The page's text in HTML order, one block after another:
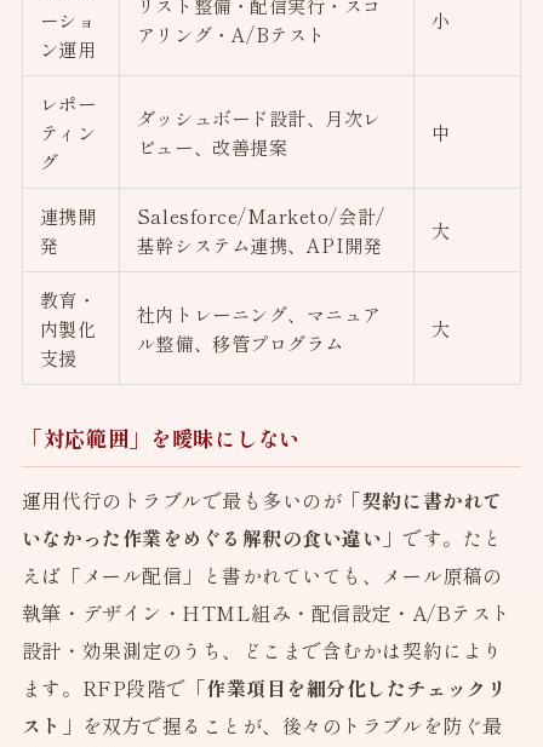
ーショ
ン運用
アリング・A/Bテスト
小
レポー
ティン
グ
ダッシュボード設計、月次レ
ビュー、改善提案
中
連携開
発
Salesforce/Marketo/会計/
基幹システム連携、API開発
大
教育・
内製化
支援
社内トレーニング、マニュア
ル整備、移管プログラム
大
「対応範囲」を曖昧にしない
運用代行のトラブルで最も多いのが 「契約に書かれて
いなかった作業をめぐる解釈の食い違い」です。たと
えば「メール配信」と書かれていても、メール原稿の
執筆・デザイン・HTML組み・配信設定・A/Bテスト
設計・効果測定のうち、どこまで含むかは契約により
ます。RFP段階で 「作業項目を細分化したチェックリ
スト」 を双方で握ることが、後々のトラブルを防ぐ最